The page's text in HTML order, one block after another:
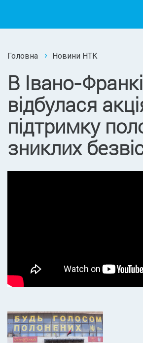
Головна Новини НТК
В Івано-
відбулася
підтримку
зниклих